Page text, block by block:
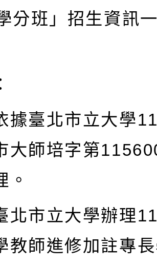
分班」招生資訊
據臺北市立大學
大師培字第
。
北市立大學辦理
教師進修加註專